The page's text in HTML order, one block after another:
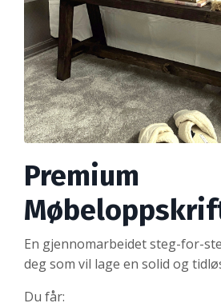
Premium
En gjennomarbeidet steg-for-
deg som vil lage en solid og
Du får: